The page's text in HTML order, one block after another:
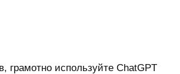
грамотно используйте ChatGPT